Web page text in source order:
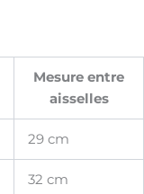
Mesure entre
aisselles
29 cm
32 cm